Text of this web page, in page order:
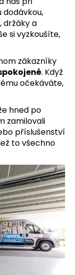
dodávkou,
držáky a
si vyzkoušíte,
zákazníky
. Když
očekáváte,
hned po
zamilovali
příslušenství
to všechno